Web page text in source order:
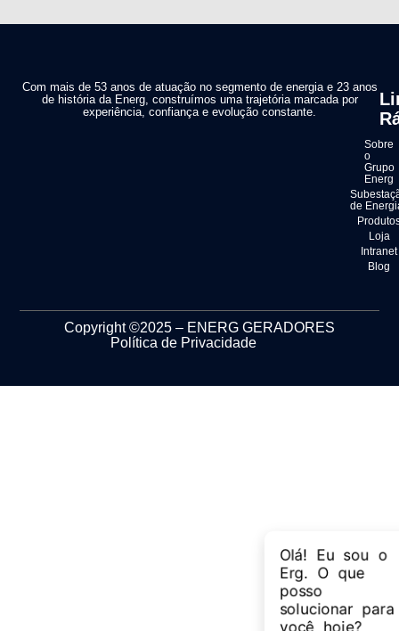
Com mais de 53 anos de atuação no segmento de energia e 23 anos
de história da Energ, construímos uma trajetória marcada por
experiência, confiança e evolução constante.
Sobre
o
Grupo
Energ
de
Loja
Intranet
Blog
Copyright ©2025 – ENERG GERADORES
Política de Privacidade